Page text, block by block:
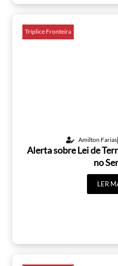
Tríplice Fronteira
Amilton Farias
Alerta sobre Lei de
no
LER